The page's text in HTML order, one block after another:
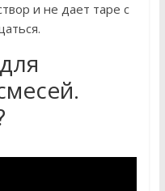
и не дает таре с